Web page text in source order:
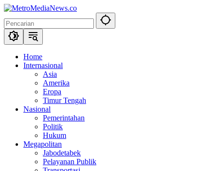
Langsung
konten
Home
Internasional
Asia
Amerika
Eropa
Timur Tengah
Nasional
Pemerintahan
Politik
Hukum
Megapolitan
Jabodetabek
Pelayanan Publik